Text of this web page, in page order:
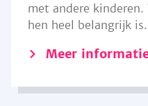
met andere
hen heel belangrijk
Meer